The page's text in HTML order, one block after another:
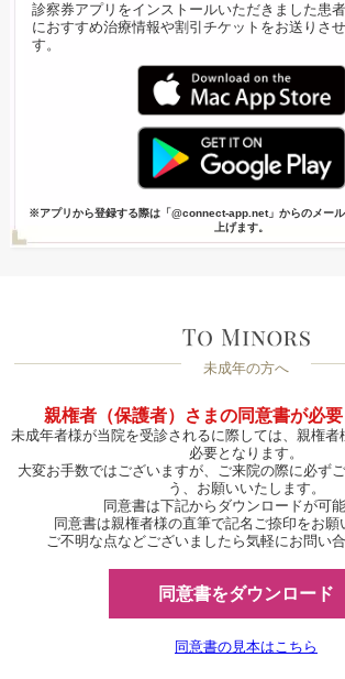
診察券アプリをインストールいただきました患
におすすめ治療情報や割引チケットをお送りさ
す。
※アプリから登録する際は「@connect-app.net」からのメー
上げます。
未成年の方へ
親権者（保護者）さまの同意書が必要
未成年者様が当院を受診されるに際しては、親権者
必要となります。
大変お手数ではございますが、ご来院の際に必ず
う、お願いいたします。
同意書は下記からダウンロードが可能
同意書は親権者様の直筆で記名ご捺印をお願
ご不明な点などございましたら気軽にお問い合
同意書をダウンロード
同意書の見本はこちら